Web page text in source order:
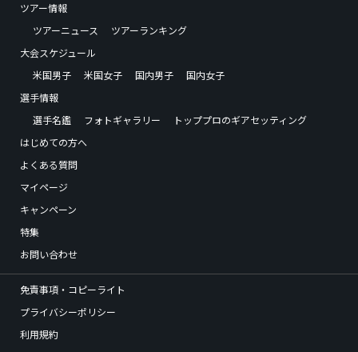
ツアー情報
ツアーニュース
ツアーランキング
大会スケジュール
米国男子
米国女子 国内男子
国内女子
選手情報
選手名鑑
フォトギャラリー
トッププロのギアセッティング
はじめての方へ
よくある質問
マイページ
キャンペーン
特集
お問い合わせ
免責事項・コピーライト
プライバシーポリシー
利用規約